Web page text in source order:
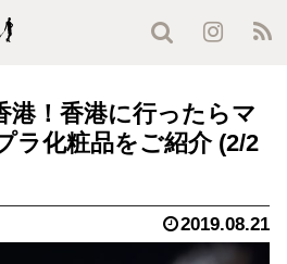
港！香港に行ったらマ
ラ化粧品をご紹介 (2/2
2019.08.21